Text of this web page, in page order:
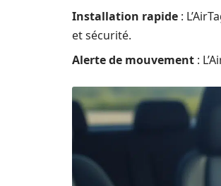
Installation rapide :
et sécurité.
Alerte de mouvement :